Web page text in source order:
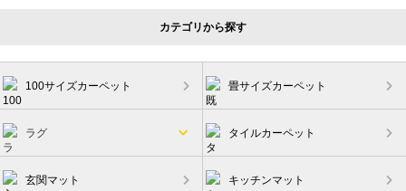
の
ペ
ー
ジ
送
り
カテゴリから探す
100サイズカーペット 畳サイズカーペット
ラグ タイルカーペット
玄関マット キッチンマット